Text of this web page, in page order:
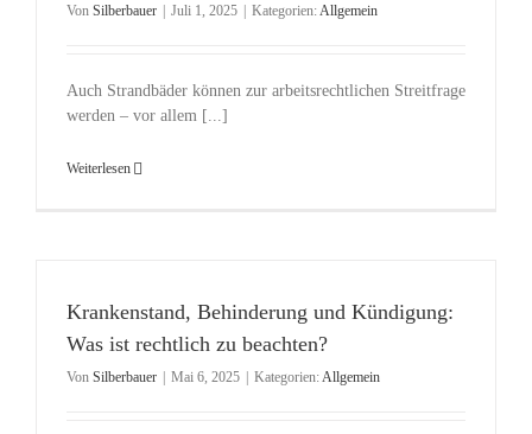
Von Silberbauer Juli 1, 2025 Kategorien:Allgemein
Auch Strandbäder können zur arbeitsrechtlichen Streitfrage
werden – vor allem [...]
Weiterlesen
Krankenstand, Behinderung und Kündigung:
Was ist rechtlich zu beachten?
Von Silberbauer Mai 6, 2025 Kategorien:Allgemein